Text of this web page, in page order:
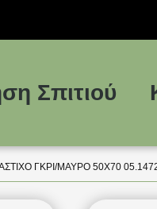
Σπιτιού
ΓΚΡΙ/ΜΑΎΡΟ 50Χ70